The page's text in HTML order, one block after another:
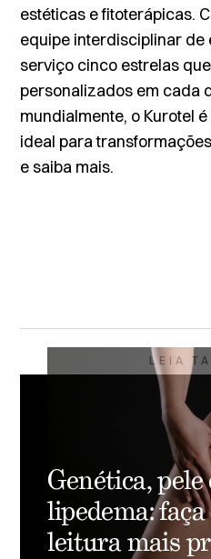
estéticas e fitoterápicas.
equipe interdisciplinar de
serviço cinco estrelas
personalizados em cada
mundialmente, o Kurotel
ideal para
e saiba mais.
LEIA
Genética, pele
lipedema:
leitura mais